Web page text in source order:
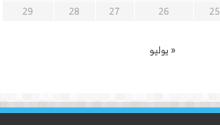
25
26
27
28
29
« يوليو